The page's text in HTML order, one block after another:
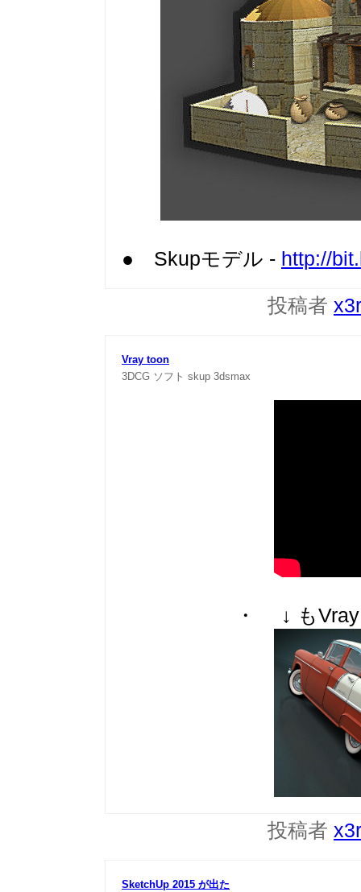
● Skupモデル - http://
投稿者
Vray toon
3DCG ソフト skup 3dsmax
・ ↓ もVray
投稿者
SketchUp 2015 が出た